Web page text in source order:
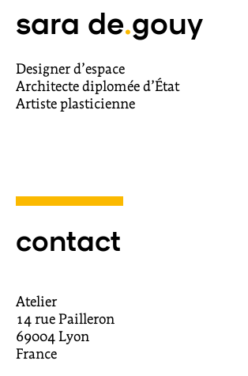
sara de.gouy
Designer d’espace
Architecte diplomée d’État
Artiste plasticienne
contact
Atelier
14 rue Pailleron
69004 Lyon
France